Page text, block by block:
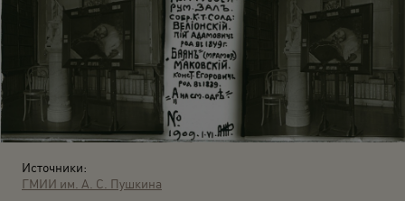
Источники:
ГМИИ им. А. С. Пушкина